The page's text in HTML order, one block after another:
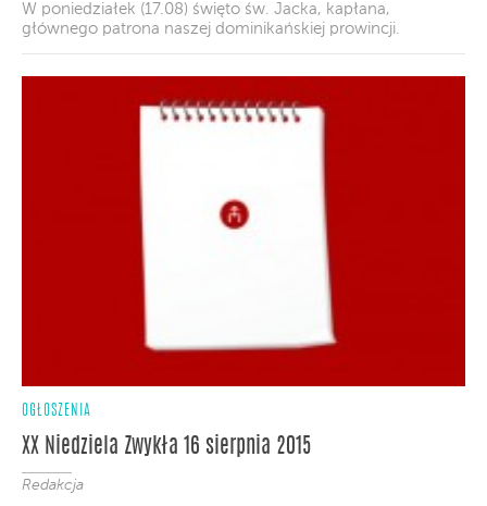
W poniedziałek (17.08) święto św. Jacka, kapłana,
głównego patrona naszej dominikańskiej prowincji.
OGŁOSZENIA
XX Niedziela Zwykła 16 sierpnia 2015
Redakcja